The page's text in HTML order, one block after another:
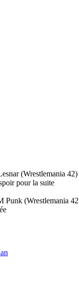
(Wrestlemania
pour la suite
Punk (Wrestlemania